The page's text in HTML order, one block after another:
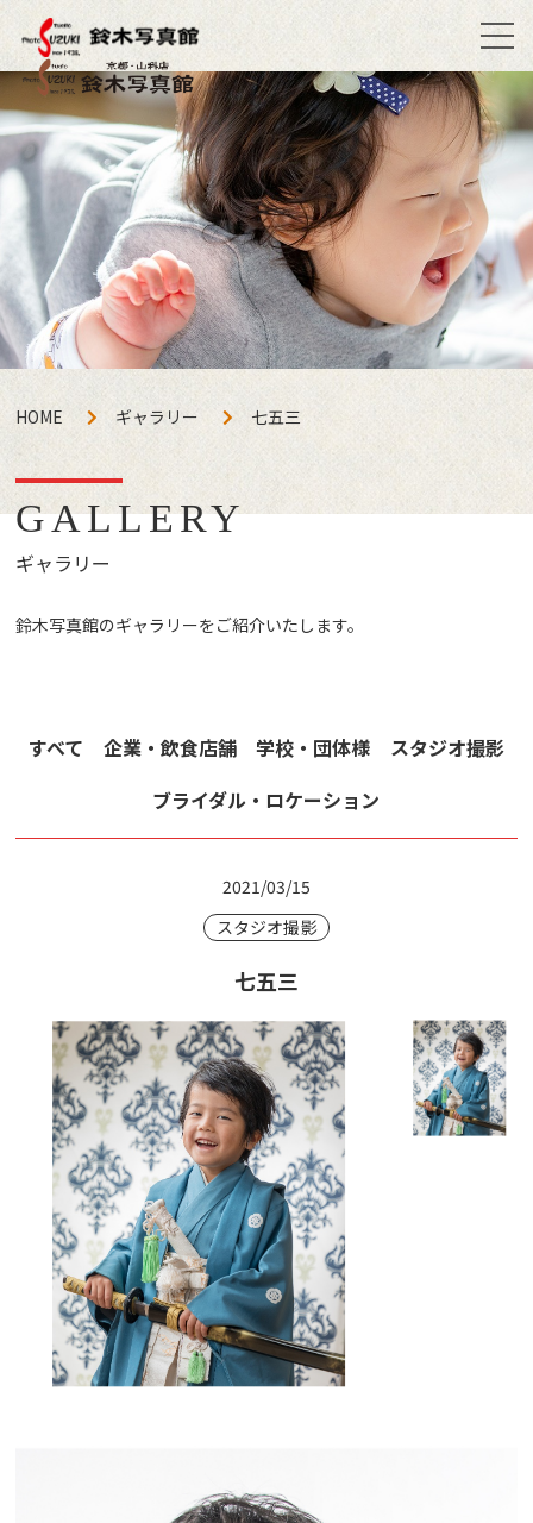
HOME ギャラリー 七五三
GALLERY
ギャラリー
鈴木写真館のギャラリーをご紹介いたします。
すべて 企業・飲食店舗 学校・団体様
スタジオ撮影
ブライダル・ロケーション
2021/03/15
スタジオ撮影
七五三